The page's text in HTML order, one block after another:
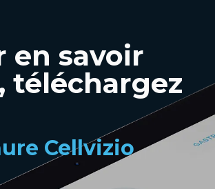
en savoir
téléchargez
Cellvizio